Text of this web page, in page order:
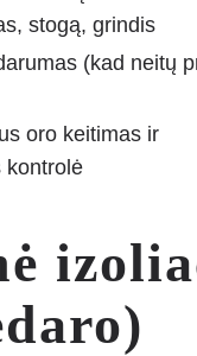
stogą, grindis
(kad neitų
oro keitimas ir
kontrolė